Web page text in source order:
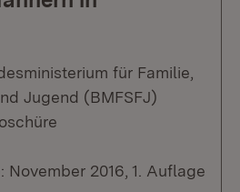
für Familie,
Jugend (BMFSFJ)
2016, 1. Auflage